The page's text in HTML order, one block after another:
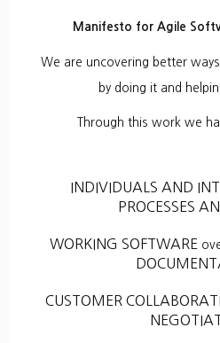
Manifesto for Agile
We are uncovering better
by doing it and
Through this work we
INDIVIDUALS AND
PROCESSES
WORKING SOFTWARE
CUSTOMER